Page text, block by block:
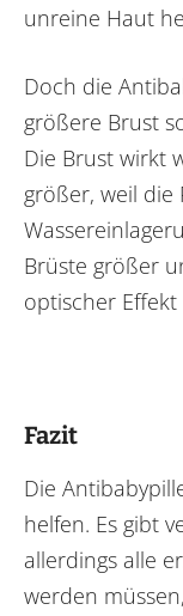
unreine Haut
Doch die
größere Brust
Die Brust wirkt
größer, weil die
Brüste größer
optischer Effekt
Fazit
Die
helfen. Es gibt
allerdings alle
werden